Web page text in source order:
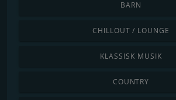
BARN
CHILLOUT / LOUNGE
KLASSISK MUSIK
COUNTRY